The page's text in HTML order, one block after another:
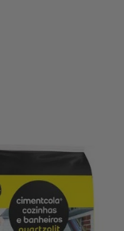
Explicação básica
90 dias sobre o
Instalaçãocompleta